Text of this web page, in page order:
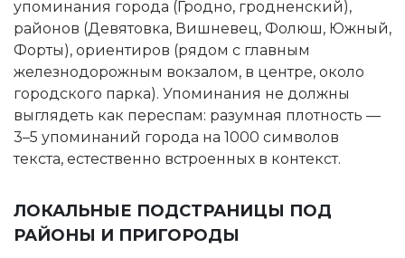
упоминания города (Гродно, гродненский),
районов (Девятовка, Вишневец, Фолюш, Южный,
Форты), ориентиров (рядом с главным
железнодорожным вокзалом, в центре, около
городского парка). Упоминания не должны
выглядеть как переспам: разумная плотность —
3–5 упоминаний города на 1000 символов
текста, естественно встроенных в контекст.
ЛОКАЛЬНЫЕ ПОДСТРАНИЦЫ ПОД
РАЙОНЫ И ПРИГОРОДЫ